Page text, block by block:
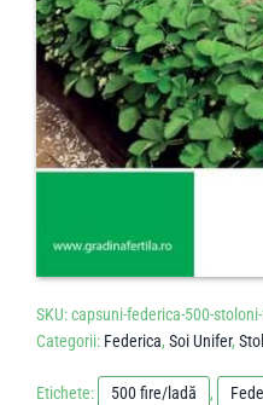
SKU:capsuni-federica-500-
Categorii: Federica, Soi Unifer,
Etichete: 500 fire/ladă ,